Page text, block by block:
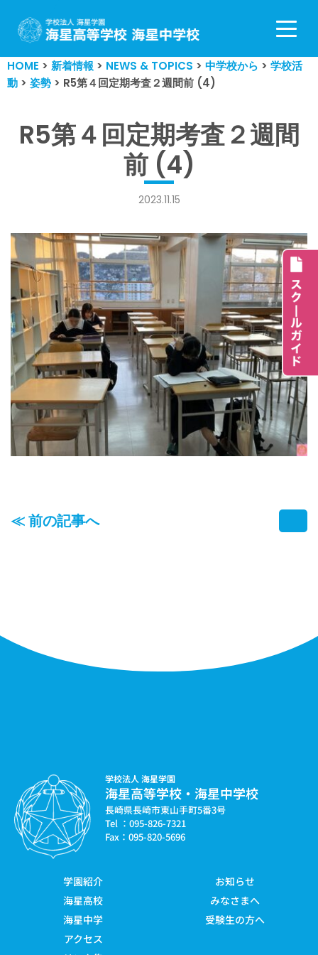
コ
ン
テ
ン
へ
ス
HOME > 新着情報 > NEWS & TOPICS > 中学校から > 学校活
動 > 姿勢 > R5第４回定期考査２週間前 (4)
R5第４回定期考査２週間
前 (4)
2023.11.15
≪ 前の記事へ
学校法人 海星学園
海星高等学校・海星中学校
長崎県長崎市東山手町5番3号
Tel ：095-826-7321
Fax：095-820-5696
学園紹介
海星高校
海星中学
アクセス
お知らせ
みなさまへ
受験生の方へ